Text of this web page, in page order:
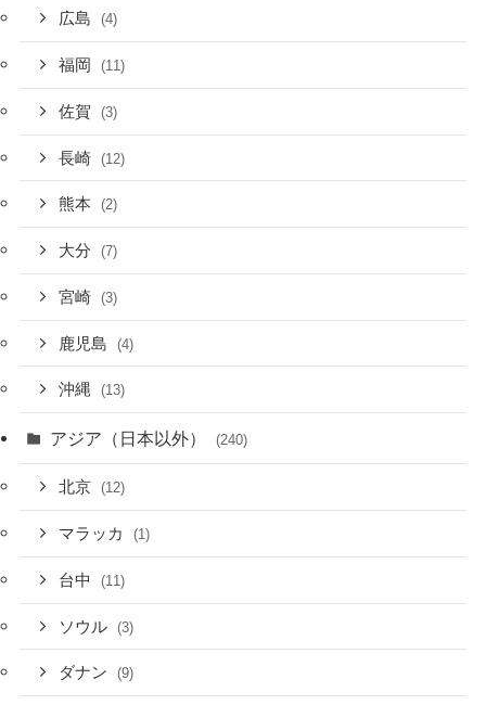
広島 (4)
福岡 (11)
佐賀 (3)
長崎 (12)
熊本 (2)
大分 (7)
宮崎 (3)
鹿児島 (4)
沖縄 (13)
アジア（日本以外） (240)
北京 (12)
マラッカ (1)
台中 (11)
ソウル (3)
ダナン (9)